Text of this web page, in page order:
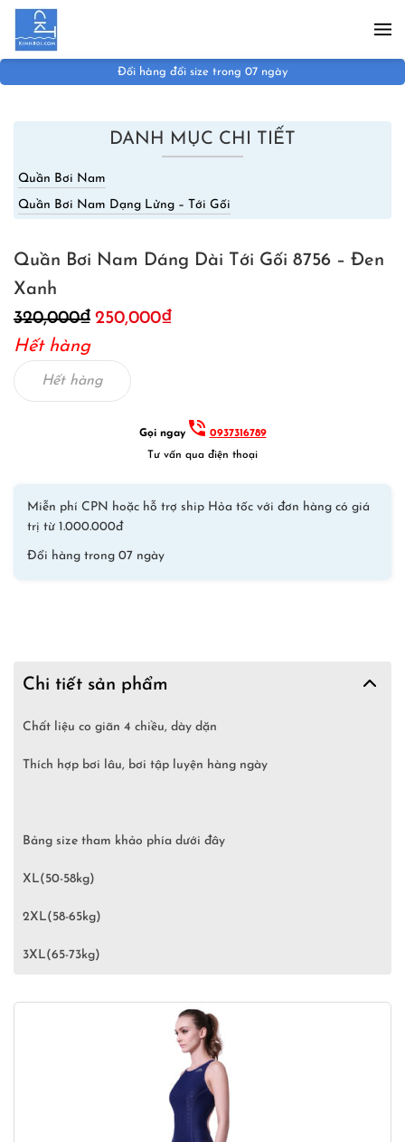
Skip to main content
Đổi hàng đổi size trong 07 ngày
DANH MỤC CHI TIẾT
Quần Bơi Nam
Quần Bơi Nam Dạng Lửng – Tới Gối
Quần Bơi Nam Dáng Dài Tới Gối 8756 – Đen
Xanh
320,000₫ Giá
là:
320,000₫.
250,000₫Giá
Hết hàng
Hết hàng
Gọi ngay
0937316789
Tư vấn qua điện thoại
Miễn phí CPN hoặc hỗ trợ ship Hỏa tốc với đơn hàng có giá
trị từ 1.000.000đ
Đổi hàng trong 07 ngày
Chi tiết sản phẩm
Chất liệu co giãn 4 chiều, dày dặn
Thích hợp bơi lâu, bơi tập luyện hàng ngày
Bảng size tham khảo phía dưới đây
XL(50-58kg)
2XL(58-65kg)
3XL(65-73kg)